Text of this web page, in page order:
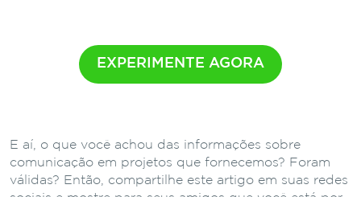
EXPERIMENTE AGORA
E aí, o que você achou das informações sobre
comunicação em projetos que fornecemos? Foram
válidas? Então, compartilhe este artigo em suas redes